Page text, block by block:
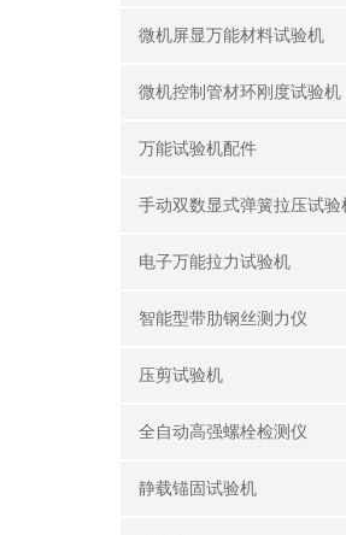
微机屏显万能材料试验机
微机控制管材环刚度试验机
万能试验机配件
手动双数显式弹簧拉压试验
电子万能拉力试验机
智能型带肋钢丝测力仪
压剪试验机
全自动高强螺栓检测仪
静载锚固试验机